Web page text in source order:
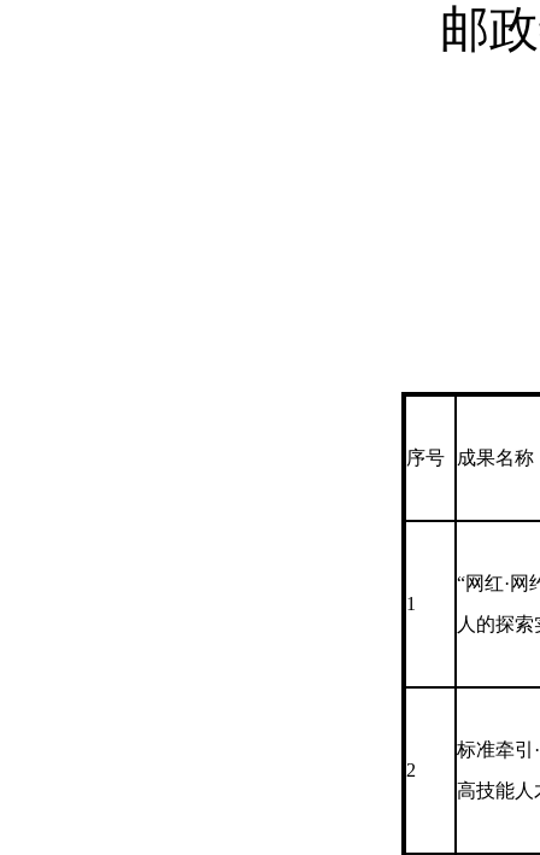
邮
序号 成果名称
1
“网红·网
人的探
2
标准牵引
高技能